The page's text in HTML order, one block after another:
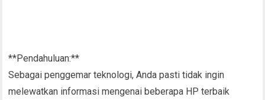
**Pendahuluan:**
Sebagai penggemar teknologi, Anda pasti tidak ingin
melewatkan informasi mengenai beberapa HP terbaik